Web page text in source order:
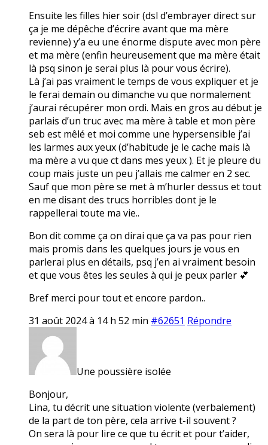
Ensuite les filles hier soir (dsl d’embrayer direct sur
ça je me dépêche d’écrire avant que ma mère
revienne) y’a eu une énorme dispute avec mon père
et ma mère (enfin heureusement que ma mère était
là psq sinon je serai plus là pour vous écrire).
Là j’ai pas vraiment le temps de vous expliquer et je
le ferai demain ou dimanche vu que normalement
j’aurai récupérer mon ordi. Mais en gros au début je
parlais d’un truc avec ma mère à table et mon père
seb est mêlé et moi comme une hypersensible j’ai
les larmes aux yeux (d’habitude je le cache mais là
ma mère a vu que ct dans mes yeux ). Et je pleure du
coup mais juste un peu j’allais me calmer en 2 sec.
Sauf que mon père se met à m’hurler dessus et tout
en me disant des trucs horribles dont je le
rappellerai toute ma vie..
Bon dit comme ça on dirai que ça va pas pour rien
mais promis dans les quelques jours je vous en
parlerai plus en détails, psq j’en ai vraiment besoin
et que vous êtes les seules à qui je peux parler 💕
Bref merci pour tout et encore pardon..
31 août 2024 à 14 h 52 min #62651 Répondre
Une poussière isolée
Bonjour,
Lina, tu décrit une situation violente (verbalement)
de la part de ton père, cela arrive t-il souvent ?
On sera là pour lire ce que tu écrit et pour t’aider,